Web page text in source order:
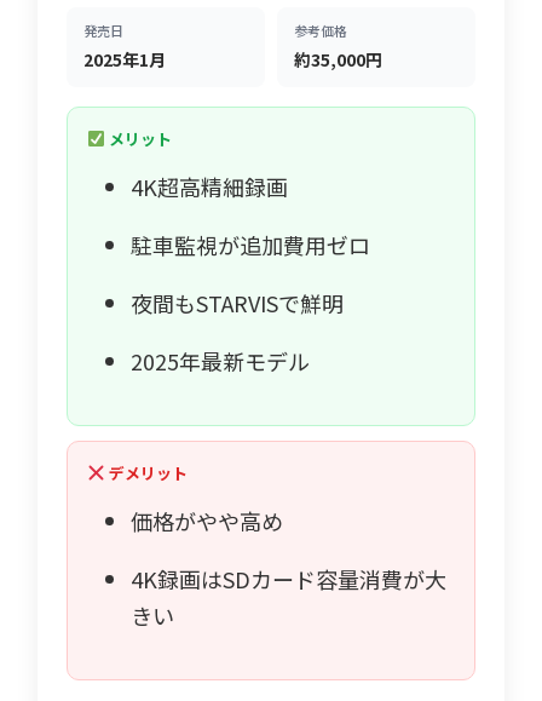
発売日
2025年1月
参考価格
約35,000円
メリット
4K超高精細録画
駐車監視が追加費用ゼロ
夜間もSTARVISで鮮明
2025年最新モデル
デメリット
価格がやや高め
4K録画はSDカード容量消費が大
きい